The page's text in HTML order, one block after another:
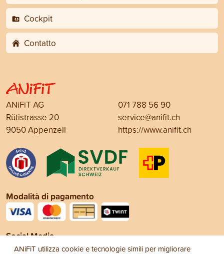
Cockpit
Contatto
ANiFiT AG
Rütistrasse 20
9050 Appenzell
071 788 56 90
service@anifit.ch
https://www.anifit.ch
Modalità di pagamento
Social Media
ANiFiT utilizza cookie e tecnologie simili per migliorare